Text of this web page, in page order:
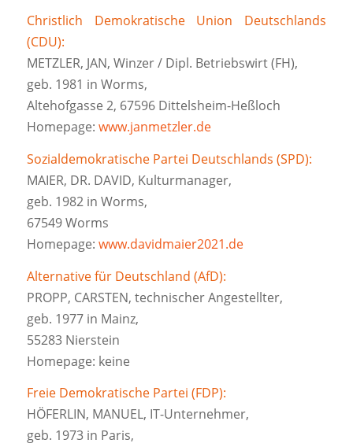
Christlich Demokratische Union Deutschlands
(CDU):
METZLER, JAN, Winzer / Dipl. Betriebswirt (FH),
geb. 1981 in Worms,
Altehofgasse 2, 67596 Dittelsheim-Heßloch
Homepage: www.janmetzler.de
Sozialdemokratische Partei Deutschlands (SPD):
MAIER, DR. DAVID, Kulturmanager,
geb. 1982 in Worms,
67549 Worms
Homepage: www.davidmaier2021.de
Alternative für Deutschland (AfD):
PROPP, CARSTEN, technischer Angestellter,
geb. 1977 in Mainz,
55283 Nierstein
Homepage: keine
Freie Demokratische Partei (FDP):
HÖFERLIN, MANUEL, IT-Unternehmer,
geb. 1973 in Paris,